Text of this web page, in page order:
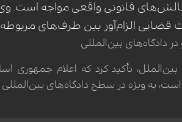
چالش‌های قانونی واقعی مواجه است.
الزام‌آور بین طرف‌های مربوطه
دادگاه‌های بین‌المللی
تأکید کرد که اعلام جمهوری
به ویژه در سطح دادگاه‌های